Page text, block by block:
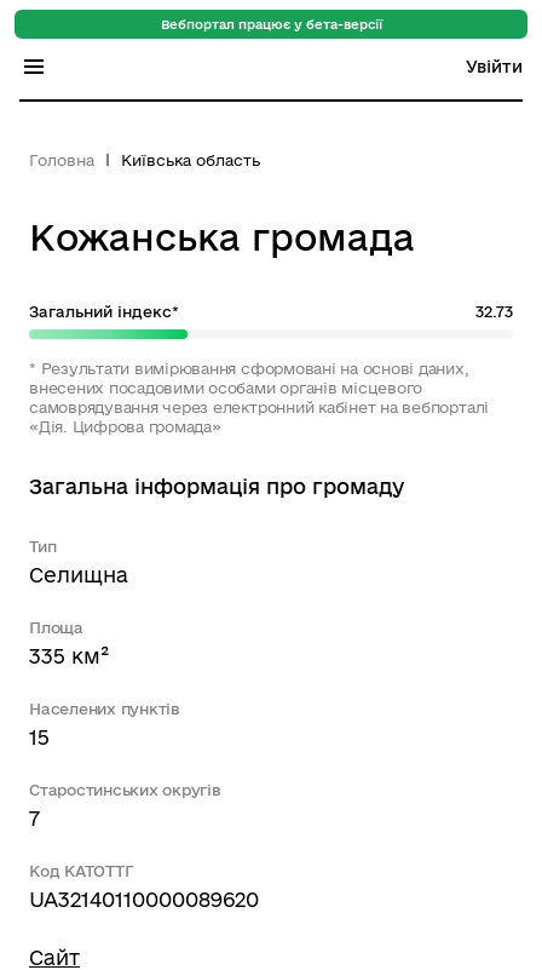
Вебпортал працює у бета-версії
Увійти
Цифровий путівник
Головна Київська область
Кожанська громада
Загальний індекс* 32.73
* Результати вимірювання сформовані на основі даних,
внесених посадовими особами органів місцевого
самоврядування через електронний кабінет на вебпорталі
«Дія. Цифрова громада»
Загальна інформація про громаду
Тип
Селищна
Площа
335 км²
Населених пунктів
15
Старостинських округів
7
Код КАТОТТГ
UA32140110000089620
Сайт